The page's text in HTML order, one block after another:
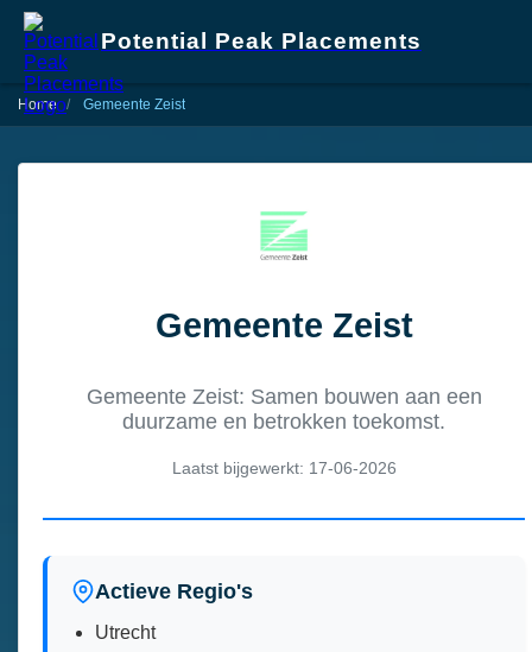
Potential Peak Placements
Home Gemeente Zeist
Gemeente Zeist
Gemeente Zeist: Samen bouwen aan een
duurzame en betrokken toekomst.
Laatst bijgewerkt: 17-06-2026
Actieve Regio's
Utrecht